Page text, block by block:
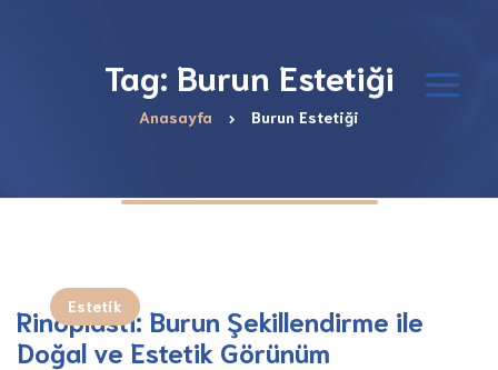
Tag: Burun Estetiği
Anasayfa Burun Estetiği
Estetik
Rinoplasti: Burun Şekillendirme ile
Doğal ve Estetik Görünüm